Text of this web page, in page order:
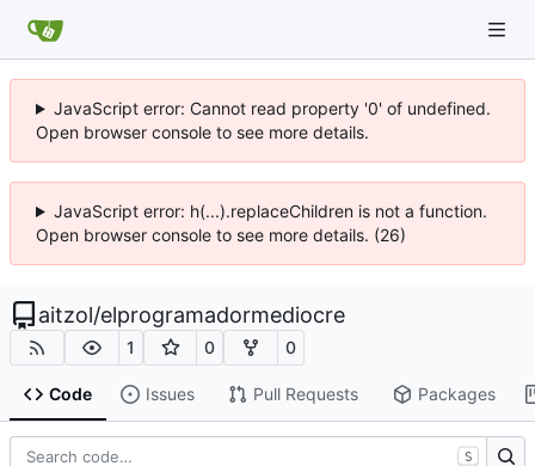
JavaScript error: Cannot read property '0' of undefined.
Open browser console to see more details.
JavaScript error: h(...).replaceChildren is not a function.
Open browser console to see more details. (26)
aitzol/elprogramadormediocre
1 0 0
Code Issues Pull Requests Packages
S